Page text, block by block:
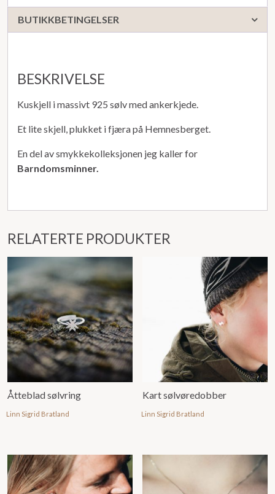
BUTIKKBETINGELSER
BESKRIVELSE
Kuskjell i massivt 925 sølv med ankerkjede.
Et lite skjell, plukket i fjæra på Hemnesberget.
En del av smykkekolleksjonen jeg kaller for
Barndomsminner.
RELATERTE PRODUKTER
Åtteblad sølvring
Linn Sigrid Bratland
Kart sølvøredobber
Linn Sigrid Bratland